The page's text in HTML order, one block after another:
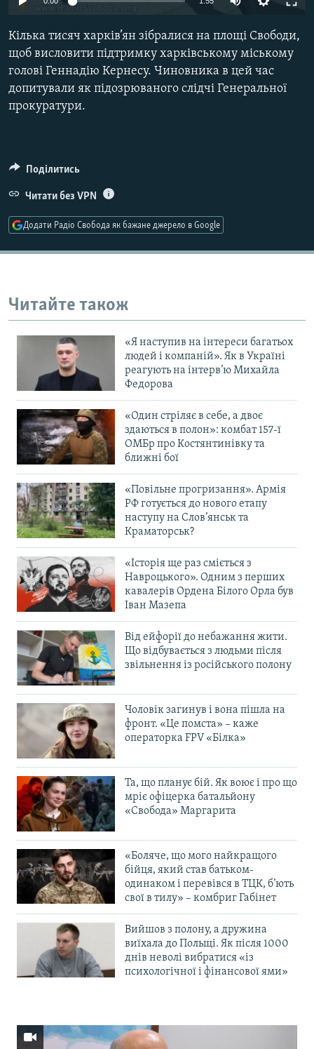
КИТАЙ.ВИКЛИКИ
МУЛЬТИМЕДІА
ФОТО
СПЕЦПРОЄКТИ
ПОДКАСТИ
РУС
УКР
КТАТ
Усі сайти RFE/RL
Кілька тисяч харків’ян зібралися на площі Свободи,
щоб висловити підтримку харківському міському
голові Геннадію Кернесу. Чиновника в цей час
допитували як підозрюваного слідчі Генеральної
прокуратури.
Поділитись
Читати без VPN
Додати Радіо Свобода як бажане джерело в Google
Читайте також
«Я наступив на інтереси багатьох
людей і компаній». Як в Україні
реагують на інтерв’ю Михайла
Федорова
«Один стріляє в себе, а двоє
здаються в полон»: комбат 157-ї
ОМБр про Костянтинівку та
ближні бої
«Повільне прогризання». Армія
РФ готується до нового етапу
наступу на Слов’янськ та
Краматорськ?
«Історія ще раз сміється з
Навроцького». Одним з перших
кавалерів Ордена Білого Орла був
Іван Мазепа
Від ейфорії до небажання жити.
Що відбувається з людьми після
звільнення із російського полону
Чоловік загинув і вона пішла на
фронт. «Це помста» – каже
операторка FPV «Білка»
Та, що планує бій. Як воює і про що
мріє офіцерка батальйону
«Свобода» Маргарита
«Боляче, що мого найкращого
бійця, який став батьком-
одинаком і перевівся в ТЦК, б’ють
свої в тилу» – комбриг Габінет
Вийшов з полону, а дружина
виїхала до Польщі. Як після 1000
днів неволі вибратися «із
психологічної і фінансової ями»